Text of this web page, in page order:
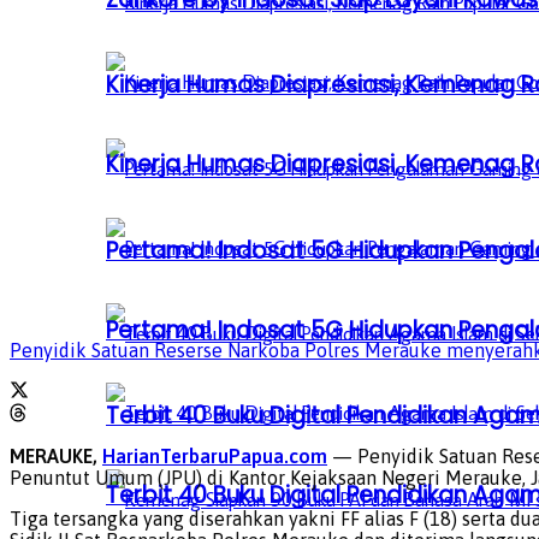
Kinerja Humas Diapresiasi, Kemenag
Pertama! Indosat 5G Hidupkan
Terbit 40 Buku Digital Pendidikan
Kinerja Humas Diapresiasi, Kemenag
Pertama! Indosat 5G Hidupkan
Terbit 40 Buku Digital Pendidikan
Penyidik Satuan Reserse Narkoba Polres Merauke
MERAUKE, HarianTerbaruPapua.com — Penyidik Satuan
Penuntut Umum (JPU) di Kantor Kejaksaan Negeri
Tiga tersangka yang diserahkan yakni FF alias F (18) serta